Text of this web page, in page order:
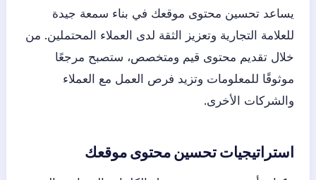
يساعد تحسين محتوى موقعك في بناء سمعة جيدة
للعلامة التجارية وتعزيز الثقة لدى العملاء المحتملين. من
خلال تقديم محتوى قيم ومتخصص، ستصبح مرجعًا
موثوقًا للمعلومات وتزيد فرص العمل مع العملاء
والشركات الأخرى.
استراتيجيات تحسين محتوى موقعك